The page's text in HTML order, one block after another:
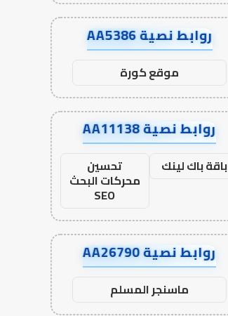
روابط نصية AA5386
موقع كورة
روابط نصية AA11138
باقة باك لينك تحسين
محركات البحث
SEO
روابط نصية AA26790
ماسنجر المسلم